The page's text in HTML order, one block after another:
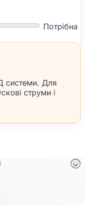
Потрібна
системи. Для
струми і